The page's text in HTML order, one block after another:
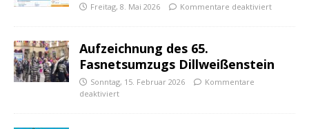
Freitag, 8. Mai 2026 Kommentare deaktiviert
Aufzeichnung des 65.
Fasnetsumzugs Dillweißenstein
Sonntag, 15. Februar 2026
Kommentare
deaktiviert